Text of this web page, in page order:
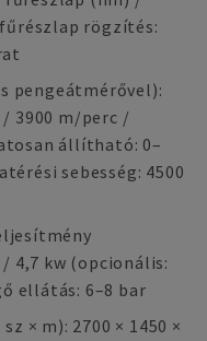
rögzítés:
pengeátmérővel):
3900 m/perc /
állítható: 0–
sebesség: 4500
4,7 kw (opcionális:
ellátás: 6–8 bar
× m): 2700 × 1450 ×